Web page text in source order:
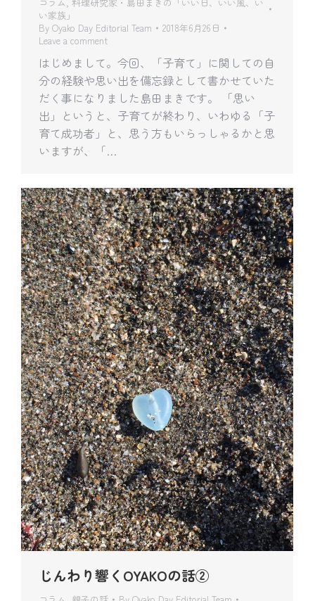
い家族」
By Oyako Day Editorial Team
2018年6月26日
Leave a comment
はじめまして。今回、「子育て」に関しての自
分の経験や思い出を備忘録として書かせていた
だく事になりました島田まきです。 「思い
出」というと、子育てが終わり、いわゆる「子
育て成功者」と、思う方もいらっしゃるかと思
いますが、「…
じんわり響くOYAKOの話②